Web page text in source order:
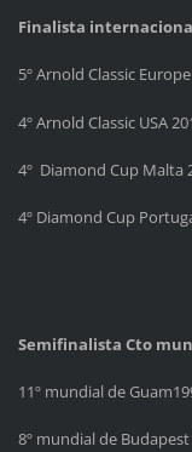
Finalista
5º Arnold Classic
4º Arnold Classic USA
4º Diamond Cup Malta
4º Diamond Cup
Semifinalista Cto
11º mundial de
8º mundial de Budapest